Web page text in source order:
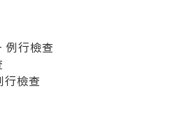
例行檢查
檢查